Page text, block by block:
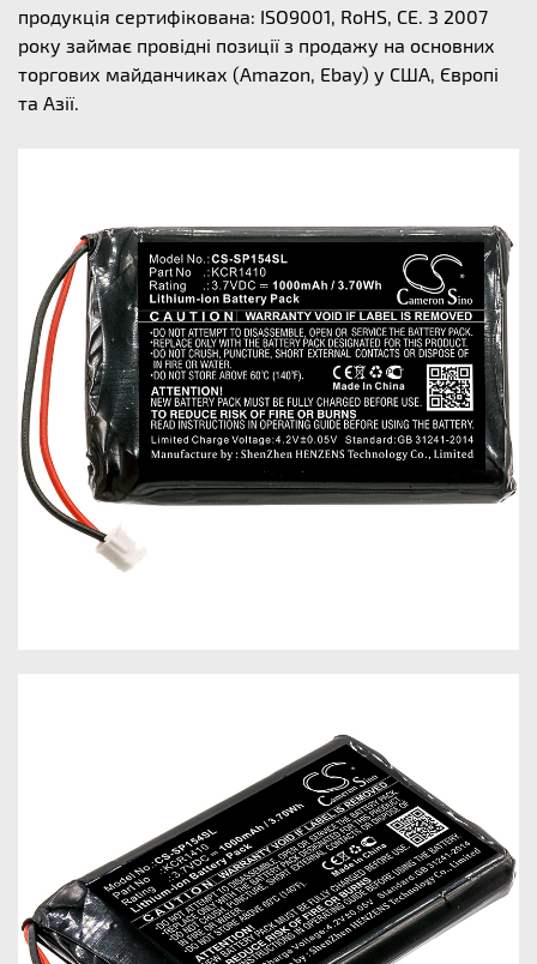
продукція сертифікована: ISO9001, RoHS, CE. З 2007
року займає провідні позиції з продажу на основних
торгових майданчиках (Amazon, Ebay) у США, Європі
та Азії.